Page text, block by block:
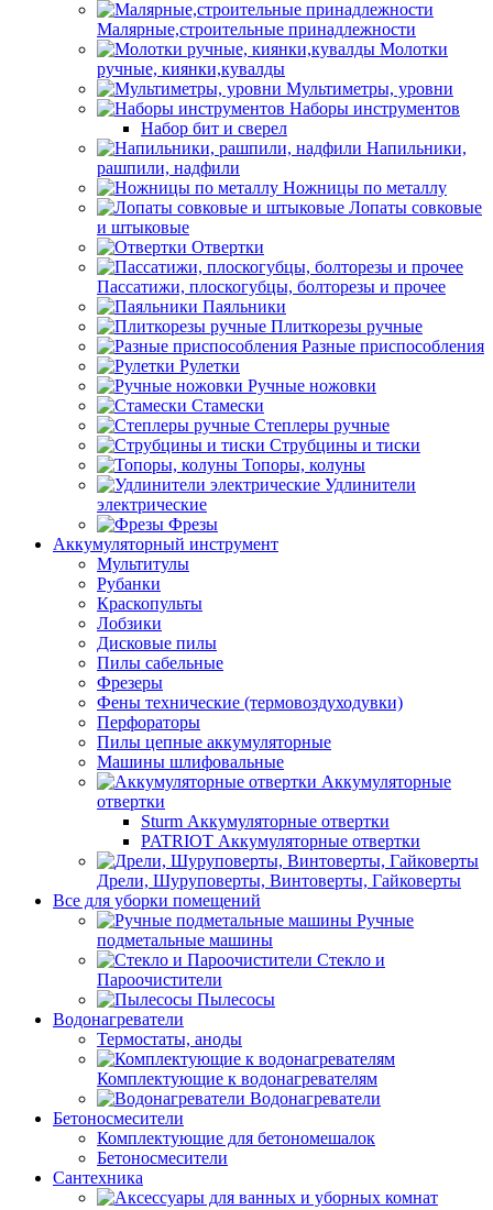
Малярные,строительные принадлежности
Молотки
ручные, киянки,кувалды
Мультиметры, уровни
Наборы инструментов
Набор бит и сверел
Напильники,
рашпили, надфили
Ножницы по металлу
Лопаты совковые
и штыковые
Отвертки
Пассатижи, плоскогубцы, болторезы и прочее
Паяльники
Плиткорезы ручные
Разные приспособления
Рулетки
Ручные ножовки
Стамески
Степлеры ручные
Струбцины и тиски
Топоры, колуны
Удлинители
электрические
Фрезы
Аккумуляторный инструмент
Мультитулы
Рубанки
Краскопульты
Лобзики
Дисковые пилы
Пилы сабельные
Фрезеры
Фены технические (термовоздуходувки)
Перфораторы
Пилы цепные аккумуляторные
Машины шлифовальные
Аккумуляторные
отвертки
Sturm Аккумуляторные отвертки
PATRIOT Аккумуляторные отвертки
Дрели, Шуруповерты, Винтоверты, Гайковерты
Все для уборки помещений
Ручные
подметальные машины
Стекло и
Пароочистители
Пылесосы
Водонагреватели
Термостаты, аноды
Комплектующие к водонагревателям
Водонагреватели
Бетоносмесители
Комплектующие для бетономешалок
Бетоносмесители
Сантехника